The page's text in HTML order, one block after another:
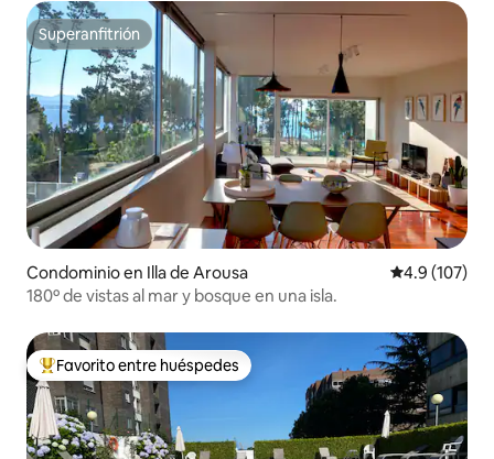
Superanfitrión
Superanfitrión
Condominio en Illa de Arousa Calificación
4.9 (107)
180º de vistas al mar y bosque en una isla.
De los mejores en Favorito entre huéspedes
Favorito entre huéspedes